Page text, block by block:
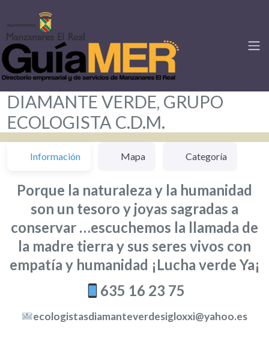
DIAMANTE VERDE, GRUPO
ECOLOGISTA C.D.M.
Información Mapa Categoría
Porque la naturaleza y la humanidad
son un tesoro y joyas sagradas a
conservar …escuchemos la llamada de
la madre tierra y sus seres vivos con
empatía y humanidad ¡Lucha verde Ya¡
635 16 23 75
ecologistasdiamanteverdesigloxxi@yahoo.es